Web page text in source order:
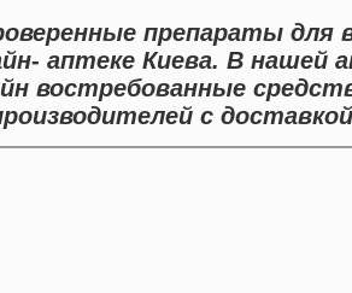
препараты для
аптеке Киева. В нашей
востребованные
с